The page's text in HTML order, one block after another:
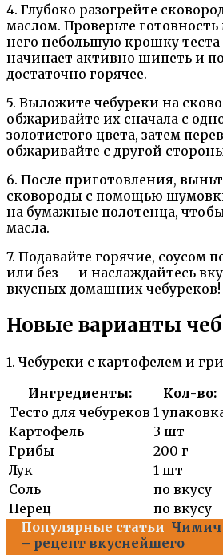
4. Глубоко разогрейте
маслом. Проверьте готовность
него небольшую крошку
начинает активно шипеть и
достаточно горячее.
5. Выложите чебуреки на
обжаривайте их сначала с
золотистого цвета, затем
обжаривайте с другой
6. После приготовления,
сковороды с помощью
на бумажные полотенца,
масла.
7. Подавайте горячие, соусом
или без — и наслаждайтесь
вкусных домашних чебуреков!
Новые варианты
1. Чебуреки с картофелем и
Ингредиенты:
Кол-во:
Тесто для чебуреков 1
Картофель
3 шт
Грибы
200 г
Лук
1 шт
Соль
по вкусу
Перец
по вкусу
Популярные статьи
– рецепт вкуснейшего